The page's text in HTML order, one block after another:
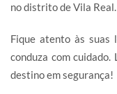
no distrito de Vila Real.
Fique atento às suas
conduza com
destino em segurança!